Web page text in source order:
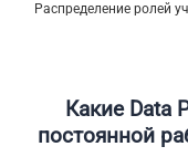
Распределение ролей
Какие Data
постоянной